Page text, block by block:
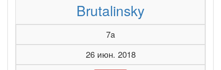
Brutalinsky
7a
26 июн. 2018